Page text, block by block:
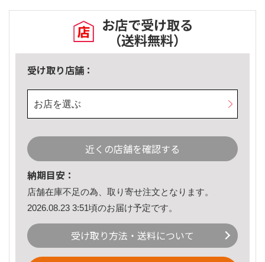
お店で受け取る
（送料無料）
受け取り店舗：
お店を選ぶ
近くの店舗を確認する
納期目安：
店舗在庫不足の為、取り寄せ注文となります。
2026.08.23 3:51頃のお届け予定です。
受け取り方法・送料について